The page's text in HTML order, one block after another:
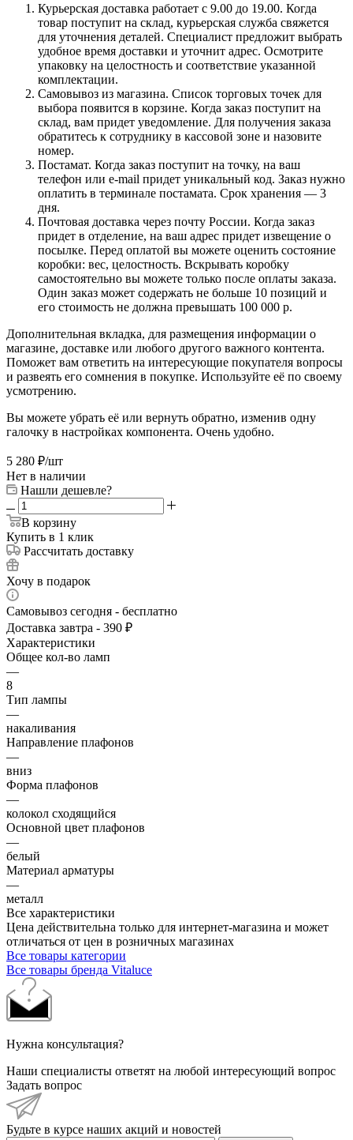
Курьерская доставка работает с 9.00 до 19.00. Когда
товар поступит на склад, курьерская служба свяжется
для уточнения деталей. Специалист предложит выбрать
удобное время доставки и уточнит адрес. Осмотрите
упаковку на целостность и соответствие указанной
комплектации.
Самовывоз из магазина. Список торговых точек для
выбора появится в корзине. Когда заказ поступит на
склад, вам придет уведомление. Для получения заказа
обратитесь к сотруднику в кассовой зоне и назовите
номер.
Постамат. Когда заказ поступит на точку, на ваш
телефон или e-mail придет уникальный код. Заказ нужно
оплатить в терминале постамата. Срок хранения — 3
дня.
Почтовая доставка через почту России. Когда заказ
придет в отделение, на ваш адрес придет извещение о
посылке. Перед оплатой вы можете оценить состояние
коробки: вес, целостность. Вскрывать коробку
самостоятельно вы можете только после оплаты заказа.
Один заказ может содержать не больше 10 позиций и
его стоимость не должна превышать 100 000 р.
Дополнительная вкладка, для размещения информации о
магазине, доставке или любого другого важного контента.
Поможет вам ответить на интересующие покупателя вопросы
и развеять его сомнения в покупке. Используйте её по своему
усмотрению.
Вы можете убрать её или вернуть обратно, изменив одну
галочку в настройках компонента. Очень удобно.
5 280 ₽/шт
Нет в наличии
Нашли дешевле?
В корзину
Купить в 1 клик
Рассчитать доставку
Хочу в подарок
Самовывоз сегодня - бесплатно
Доставка завтра - 390 ₽
Характеристики
Общее кол-во ламп
—
8
Тип лампы
—
накаливания
Направление плафонов
—
вниз
Форма плафонов
—
колокол сходящийся
Основной цвет плафонов
—
белый
Материал арматуры
—
металл
Все характеристики
Цена действительна только для интернет-магазина и может
отличаться от цен в розничных магазинах
Все товары категории
Все товары бренда Vitaluce
Нужна консультация?
Наши специалисты ответят на любой интересующий вопрос
Задать вопрос
Будьте в курсе наших акций и новостей